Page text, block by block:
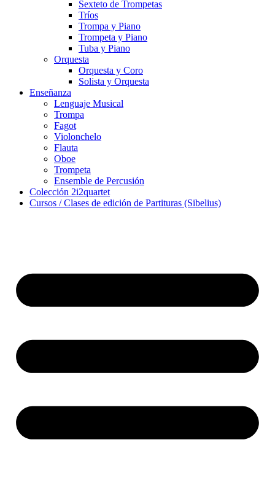
Sexteto de Trompetas
Tríos
Trompa y Piano
Trompeta y Piano
Tuba y Piano
Orquesta
Orquesta y Coro
Solista y Orquesta
Enseñanza
Lenguaje Musical
Trompa
Fagot
Violonchelo
Flauta
Oboe
Trompeta
Ensemble de Percusión
Colección 2i2quartet
Cursos / Clases de edición de Partituras (Sibelius)